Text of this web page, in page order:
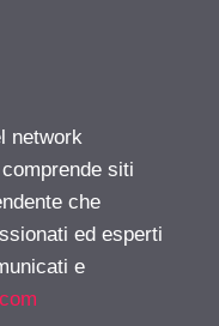
network
siti
che
ed esperti
e